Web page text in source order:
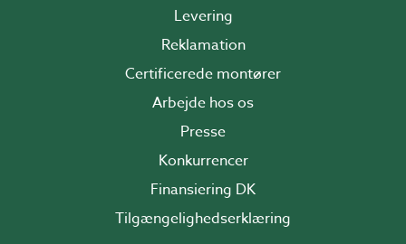
Levering
Reklamation
Certificerede montører
Arbejde hos os
Presse
Konkurrencer
Finansiering DK
Tilgængelighedserklæring